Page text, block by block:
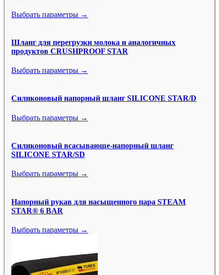
Выбрать параметры →
Шланг для перегрузки молока и аналогичных
продуктов CRUSHPROOF STAR
Выбрать параметры →
Силиконовый напорный шланг SILICONE STAR/D
Выбрать параметры →
Силиконовый всасывающе-напорный шланг
SILICONE STAR/SD
Выбрать параметры →
Напорный рукав для насыщенного пара STEAM
STAR® 6 BAR
Выбрать параметры →